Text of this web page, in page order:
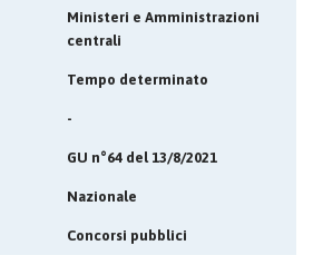
Ministeri e Amministrazioni
centrali
Tempo determinato
-
GU n°64 del 13/8/2021
Nazionale
Concorsi pubblici